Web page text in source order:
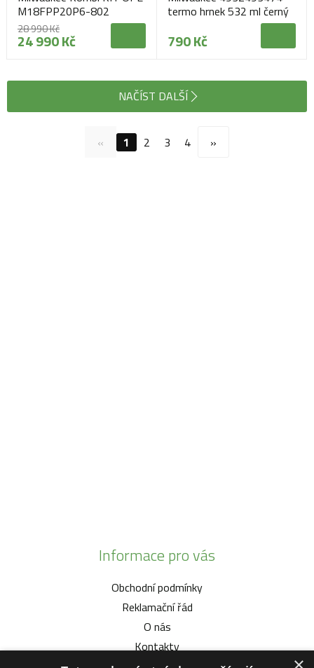
M18FPP20P6-802
28 990 Kč
24 990 Kč
termo hrnek 532 ml černý
790 Kč
NAČÍST DALŠÍ
« 1 2 3 4 »
Informace pro vás
Obchodní podmínky
Reklamační řád
O nás
Kontakty